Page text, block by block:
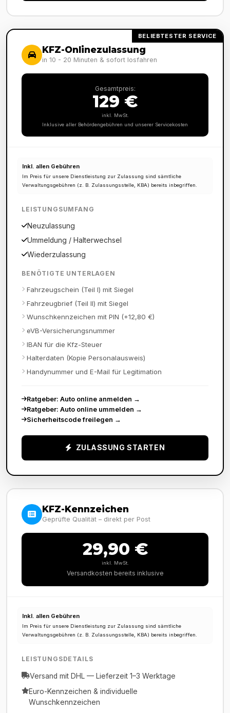
BELIEBTESTER SERVICE
KFZ-Onlinezulassung
in 10 - 20 Minuten & sofort losfahren
Gesamtpreis:
129 €
inkl. MwSt.
Inklusive aller Behördengebühren und unserer Servicekosten
Inkl. allen Gebühren
Im Preis für unsere Dienstleistung zur Zulassung sind sämtliche
Verwaltungsgebühren (z. B. Zulassungsstelle, KBA) bereits inbegriffen.
LEISTUNGSUMFANG
Neuzulassung
Ummeldung / Halterwechsel
Wiederzulassung
BENÖTIGTE UNTERLAGEN
Fahrzeugschein (Teil I) mit Siegel
Fahrzeugbrief (Teil II) mit Siegel
Wunschkennzeichen mit PIN (+12,80 €)
eVB-Versicherungsnummer
IBAN für die Kfz-Steuer
Halterdaten (Kopie Personalausweis)
Handynummer und E-Mail für Legitimation
Ratgeber: Auto online anmelden →
Ratgeber: Auto online ummelden →
Sicherheitscode freilegen →
ZULASSUNG STARTEN
KFZ-Kennzeichen
Geprüfte Qualität – direkt per Post
29,90 €
inkl. MwSt.
Versandkosten bereits inklusive
Inkl. allen Gebühren
Im Preis für unsere Dienstleistung zur Zulassung sind sämtliche
Verwaltungsgebühren (z. B. Zulassungsstelle, KBA) bereits inbegriffen.
LEISTUNGSDETAILS
Versand mit DHL — Lieferzeit 1–3 Werktage
Euro-Kennzeichen & individuelle
Wunschkennzeichen